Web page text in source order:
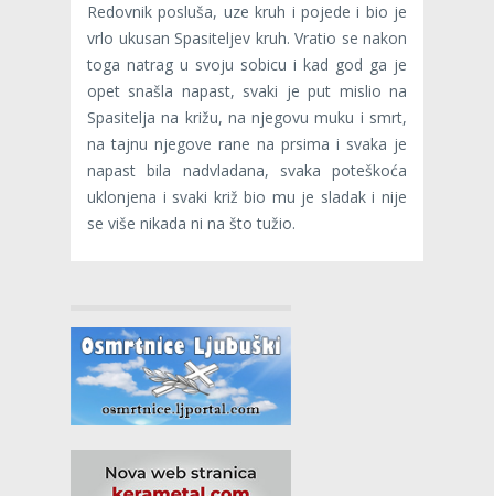
Redovnik posluša, uze kruh i pojede i bio je
vrlo ukusan Spasiteljev kruh. Vratio se nakon
toga natrag u svoju sobicu i kad god ga je
opet snašla napast, svaki je put mislio na
Spasitelja na križu, na njegovu muku i smrt,
na tajnu njegove rane na prsima i svaka je
napast bila nadvladana, svaka poteškoća
uklonjena i svaki križ bio mu je sladak i nije
se više nikada ni na što tužio.